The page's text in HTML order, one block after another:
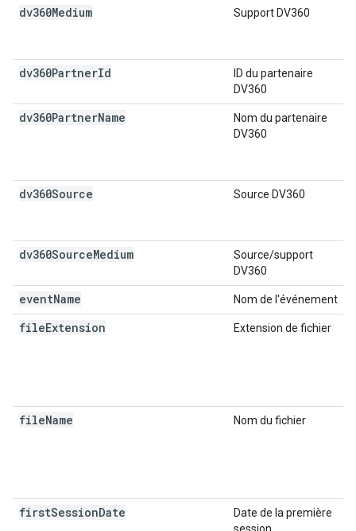
dv360Medium Support DV360
dv360PartnerId
ID du partenaire
DV360
dv360PartnerName
Nom du partenaire
DV360
dv360Source Source DV360
dv360SourceMedium
Source/support
DV360
eventName Nom de l'événement
fileExtension Extension de fichier
fileName Nom du fichier
firstSessionDate
Date de la première